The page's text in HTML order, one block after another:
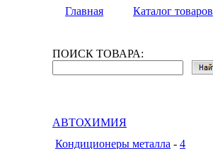
Главная Каталог товаров
ПОИСК ТОВАРА:
АВТОХИМИЯ
Кондиционеры металла - 4